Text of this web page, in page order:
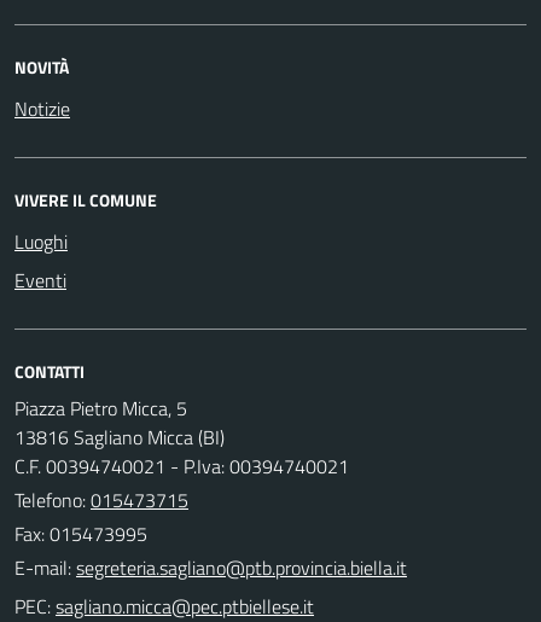
NOVITÀ
Notizie
VIVERE IL COMUNE
Luoghi
Eventi
CONTATTI
Piazza Pietro Micca, 5
13816 Sagliano Micca (BI)
C.F. 00394740021 - P.Iva: 00394740021
Telefono:015473715
Fax: 015473995
E-mail:
PEC: